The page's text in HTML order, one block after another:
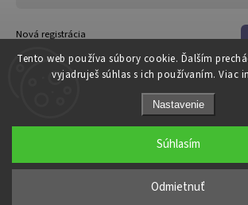
Tento web používa súbory cookie. Ďalším
vyjadruješ súhlas s ich používaním. Viac
Nastavenie
Odmietnuť
Súhlasím
Nová registrácia
Zabudnuté heslo
Copyright 2026DOSKi. Všetky práva
Grafický návrh vytvořil a nakódoval